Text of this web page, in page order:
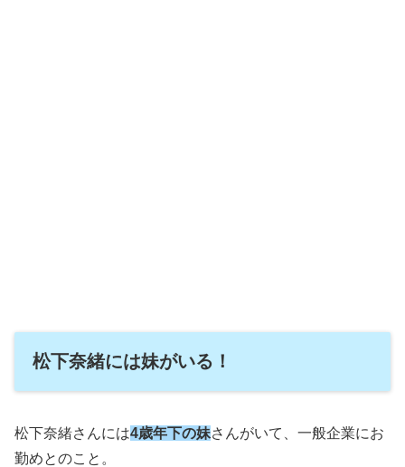
松下奈緒には妹がいる！
松下奈緒さんには4歳年下の妹さんがいて、一般企業にお
勤めとのこと。